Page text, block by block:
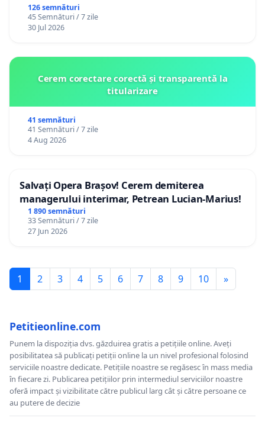
126 semnături
45 Semnături / 7 zile
30 Jul 2026
Cerem corectare corectă și transparentă la
titularizare
41 semnături
41 Semnături / 7 zile
4 Aug 2026
Salvați Opera Brașov! Cerem demiterea
managerului interimar, Petrean Lucian-Marius!
1 890 semnături
33 Semnături / 7 zile
27 Jun 2026
1 2 3 4 5 6 7 8 9 10 »
Petitieonline.com
Punem la dispoziția dvs. găzduirea gratis a petițiile online. Aveți
posibilitatea să publicați petiții online la un nivel profesional folosind
serviciile noastre dedicate. Petițiile noastre se regăsesc în mass media
în fiecare zi. Publicarea petițiilor prin intermediul serviciilor noastre
oferă impact și vizibilitate către publicul larg cât și către persoane ce
au putere de decizie